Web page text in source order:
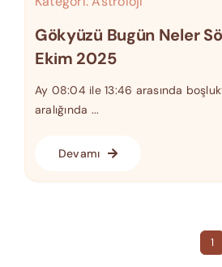
Gökyüzü Bugün Neler
Ekim 2025
Ay 08:04 ile 13:46 arasında
aralığında ...
Devamı
1